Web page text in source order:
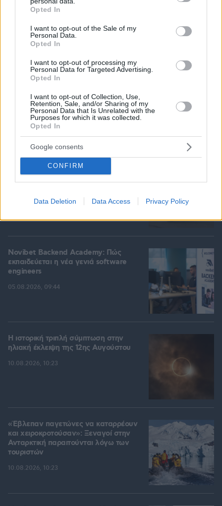
grant or deny consent to Google and its third-party tags to
use your data for below specified purposes in below Google
consent section.
Opted In
I want to opt-out of the Sale of my
Personal Data.
Opted In
I want to opt-out of processing my
Personal Data for Targeted Advertising.
Opted In
I want to opt-out of Collection, Use,
Retention, Sale, and/or Sharing of my
Personal Data that Is Unrelated with the
Purposes for which it was collected.
Opted In
Google consents
CONFIRM
Data Deletion Data Access Privacy Policy
Τα ζώδια με τις καλύτερες προβλέψεις της
εβδομάδας
10.08.2026, 12:30
Η Σαρδηνία πέρα από τη διεθνή φήμη
10.08.2026, 13:39
Καλοκαίρι: Καιρός για Skoda και
διακοπές
Novibet Backend Academy: Πώς
εκπαιδεύεται η νέα γενιά software
engineers
05.08.2026, 09:44
Η ιστορική τριπλή σύμπτωση στην
ηλιακή έκλειψη της 12ης Αυγούστου
10.08.2026, 10:23
«Έβλεπαν παγετώνες να καταρρέουν
και χειροκροτούσαν»: Ξεναγοί στην
Ανταρκτική παραιτούνται λόγω των
τουριστών
10.08.2026, 10:23